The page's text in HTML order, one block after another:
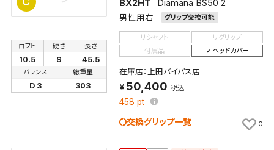
BX2HT Diamana BS50 2
男性用右 グリップ交換可能
ロフト
10.5
硬さ
S
長さ
45.5
バランス
D 3
総重量
303
リシャフト
リグリップ
付属品
ヘッドカバー
在庫店：上田バイパス店
50,400 税込
458 pt
交換グリップ一覧 0